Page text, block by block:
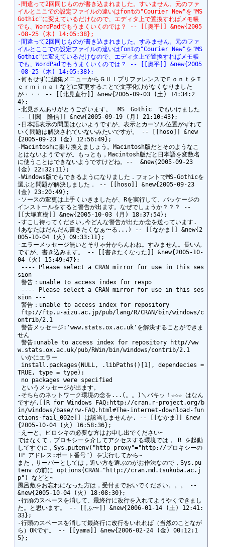
-間違って2回同じものが書き込まれました。すいません。元のファ
イルとここでの設定ファイルの違いはfontの"Courier New"を"MS
Gothic"に変えているだけなので、エディタ上で置換すればメモ帳
でも、WordPadでもうまくいくのでは？ -- [[奥平]] &new{2005
-08-25 (木) 14:05:38};
-間違って2回同じものが書き込まれました。すみません。元のファ
イルとここでの設定ファイルの違いはfontの"Courier New"を"MS
Gothic"に変えているだけなので、エディタ上で置換すればメモ帳
でも、WordPadでもうまくいくのでは？ -- [[奥平]] &new{2005
-08-25 (木) 14:05:38};
-何もせずに編集メニューからＧＵＩプリファレンスでＦｏｎｔをＴ
ｅｒｍｉｎａｌなどに変更することで文字化けがなくなりました
が・・・ -- [[北見直行]] &new{2005-09-03 (土) 14:34:2
4};
-北見さんありがとうございます。　MS　Gothic　でもいけました
-- [[関　隆信]] &new{2005-09-19 (月) 21:10:43};
-日本語表示の問題はないようですが、表示とカーソル位置がずれて
いく問題は解決されていないみたいですが。 -- [[hoso]] &new
{2005-09-23 (金) 12:56:49};
-Macintoshに乗り換えましょう。Macintosh版だとそのようなこ
とはないようですが。もっとも，Macintosh版だと日本語を変数名
に使うことはできないようですけどね。--  &new{2005-09-23
(金) 22:32:11};
-Windows版でもできるようになりました．フォントでMS-Gothicを
選ぶと問題が解決しました． -- [[hoso]] &new{2005-09-23
(金) 23:20:49};
-ソースの変更は上手くいきましたが、Rを実行して、パッケージの
インストールをすると警告が出ます。なぜでしょうか？？？ --
[[大塚直樹]] &new{2005-10-03 (月) 18:37:54};
-すこし待ってください,今どんな警告が出たか念を送っています.
(あなたはだんだん書きたくなぁ〜る...) -- [[なかま]] &new{2
005-10-04 (火) 09:33:11};
-エラーメッセージ無いとそりゃ分からんわね。すみません。長いん
ですが、書き込みます。 -- [[書きたくなった]] &new{2005-10-
04 (火) 15:49:47};
sion ---
sion ---
ontrib/2.1
せん
w.stats.ox.ac.uk/pub/RWin/bin/windows/contrib/2.1
TRUE, type = type):
-そちらのネットワーク環境の念を...(。。)＼バキッ！☆☆☆ はなん
ですが,[[R for Windows FAQ:http://cran.r-project.org/b
in/windows/base/rw-FAQ.html#The-internet-download-fun
ctions-fail_002e]] は該当しませんか. -- [[なかま]] &new
{2005-10-04 (火) 16:58:36};
-えーと。ピロシキの必要な方はお申し出でください~
ではなくて，プロキシーを介してアクセスする環境では， R を起動
してすぐに，Sys.putenv("http_proxy"="http://プロキシーの
IP アドレス:ポート番号") を実行してから~
また，サーバーとしては，近い方を選ぶのがお作法なので，Sys.pu
tenv の前に options(CRAN="http://cran.md.tsukuba.ac.j
p") などと~
風呂敷をお忘れになった方は，受付までおいでください。。。 --
&new{2005-10-04 (火) 18:08:30};
-行頭のスペースを消して、最終行に改行を入れてようやくできまし
た。と思います。 -- [[ふ〜]] &new{2006-01-14 (土) 12:41:
33};
-行頭のスペースを消して最終行に改行をいれれば（当然のことなが
ら）OKです。 -- [[yama]] &new{2006-02-24 (金) 00:12:1
5};